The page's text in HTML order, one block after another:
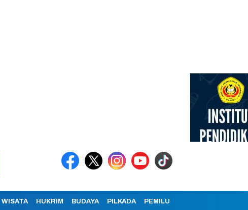
WISATA HUKRIM BUDAYA PILKADA PEMILU